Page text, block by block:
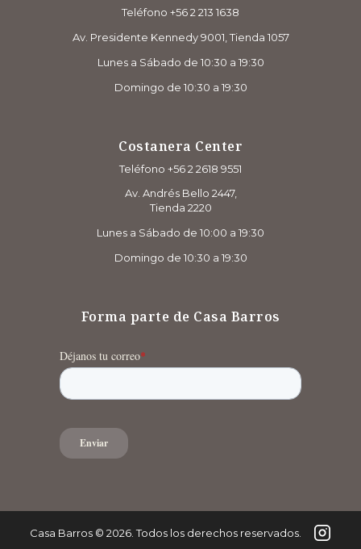
Teléfono +56 2 213 1638
Av. Presidente Kennedy 9001, Tienda 1057
Lunes a Sábado de 10:30 a 19:30
Domingo de 10:30 a 19:30
Costanera Center
Teléfono +56 2 2618 9551
Av. Andrés Bello 2447,
Tienda 2220
Lunes a Sábado de 10:00 a 19:30
Domingo de 10:30 a 19:30
Forma parte de Casa Barros
Casa Barros© 2026. Todos los derechos reservados.